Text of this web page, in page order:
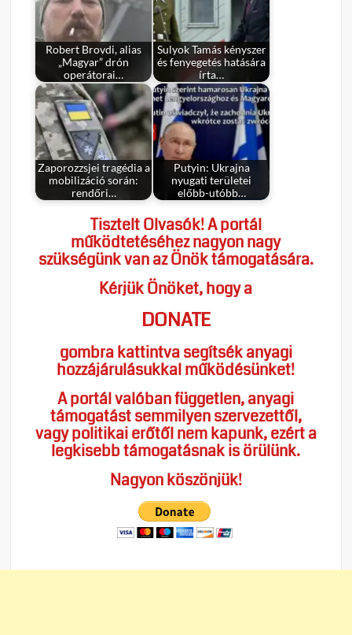
Robert Brovdi, alias
„Magyar” drón
operátorai…
Sulyok Tamás kényszer
és fenyegetés hatására
írta…
Zaporozzsjei tragédia a
mobilizáció során:
rendőri…
Putyin: Ukrajna
nyugati területei
előbb-utóbb…
Tisztelt Olvasók! A portál
működtetéséhez nagyon nagy
szükségünk van az Önök támogatására.
Kérjük Önöket, hogy a
DONATE
gombra kattintva segítsék anyagi
hozzájárulásukkal működésünket!
A portál valóban független, anyagi
támogatást semmilyen szervezettől,
vagy politikai erőtől nem kapunk, ezért a
legkisebb támogatásnak is örülünk.
Nagyon köszönjük!